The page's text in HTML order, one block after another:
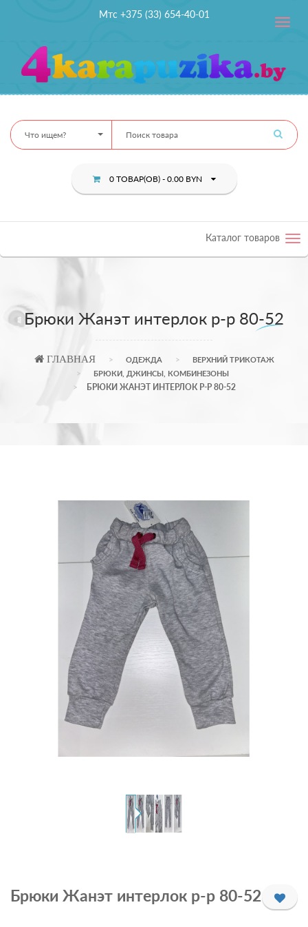
Мтс +375 (33) 654-40-01
Toggle
Что ищем?
0 ТОВАР(ОВ) - 0.00 BYN
Каталог товаров
Брюки Жанэт интерлок р-р 80-52
ГЛАВНАЯ ОДЕЖДА
ВЕРХНИЙ ТРИКОТАЖ
БРЮКИ, ДЖИНСЫ, КОМБИНЕЗОНЫ
БРЮКИ ЖАНЭТ ИНТЕРЛОК Р-Р 80-52
Брюки Жанэт интерлок р-р 80-52